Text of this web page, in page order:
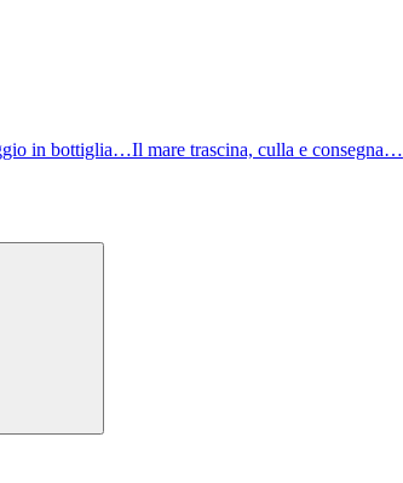
in bottiglia…Il mare trascina, culla e consegna…